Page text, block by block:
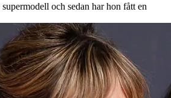
och sedan har hon fått en